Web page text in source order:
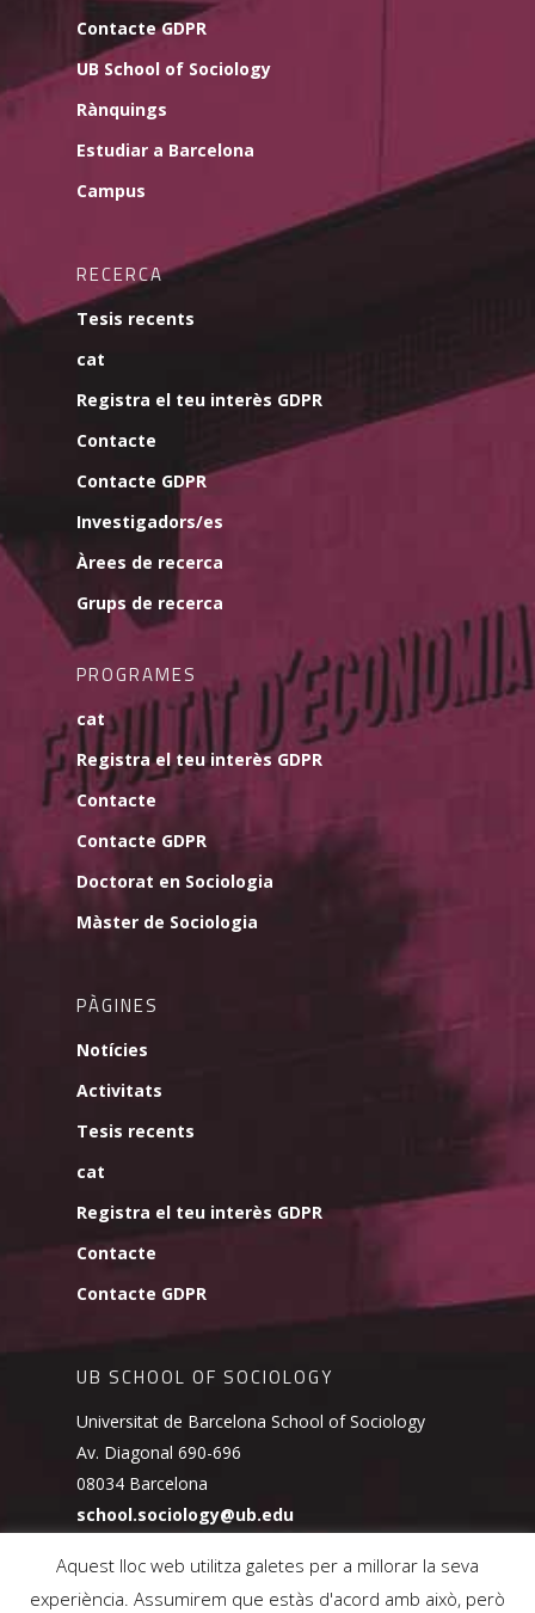
Contacte GDPR
UB School of Sociology
Rànquings
Estudiar a Barcelona
Campus
RECERCA
Tesis recents
cat
Registra el teu interès GDPR
Contacte
Contacte GDPR
Investigadors/es
Àrees de recerca
Grups de recerca
PROGRAMES
cat
Registra el teu interès GDPR
Contacte
Contacte GDPR
Doctorat en Sociologia
Màster de Sociologia
PÀGINES
Notícies
Activitats
Tesis recents
cat
Registra el teu interès GDPR
Contacte
Contacte GDPR
UB SCHOOL OF SOCIOLOGY
Universitat de Barcelona School of Sociology
Av. Diagonal 690-696
08034 Barcelona
school.sociology@ub.edu
Aquest lloc web utilitza galetes per a millorar la seva
experiència. Assumirem que estàs d'acord amb això, però